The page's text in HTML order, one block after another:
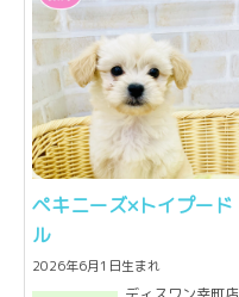
ペキニーズ×トイプード
ル
2026年6月1日生まれ